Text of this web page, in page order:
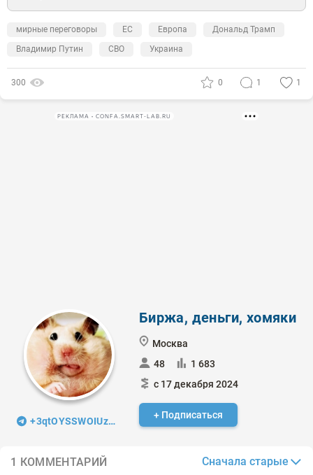
мирные переговоры ЕС Европа
Дональд Трамп
Владимир Путин
СВО Украина
300 0 1 1
РЕКЛАМА • CONFA.SMART-LAB.RU
+3qtOYSSWOIUzMDIy
Биржа, деньги, хомяки
Москва
48
1 683
с 17 декабря 2024
+ Подписаться
1 КОММЕНТАРИЙ Сначала старые